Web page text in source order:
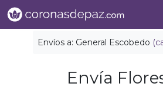
Envíos a: General Escobedo
Envía